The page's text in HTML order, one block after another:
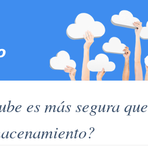
es más segura